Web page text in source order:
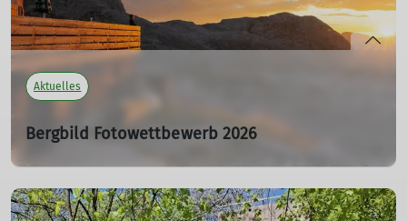
Aktuelles
Bergbild Fotowettbewerb 2026
20.07.2026
Die DAV-Sektionen Ringsee & Ingolstadt laden euch
herzlich zum Bergbildwettbewerb 2026 ein! Weitere Infos